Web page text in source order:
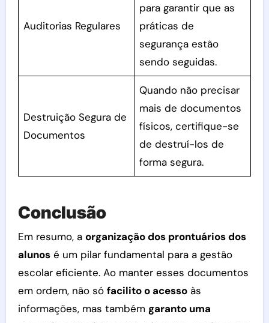
Auditorias Regulares
para garantir que as
práticas de
segurança estão
sendo seguidas.
Destruição Segura de
Documentos
Quando não precisar
mais de documentos
físicos, certifique-se
de destruí-los de
forma segura.
Conclusão
Em resumo, a organização dos prontuários dos
alunosé um pilar fundamental para a gestão
escolar eficiente. Ao manter esses documentos
em ordem, não só facilito o acessoàs
informações, mas também garanto uma